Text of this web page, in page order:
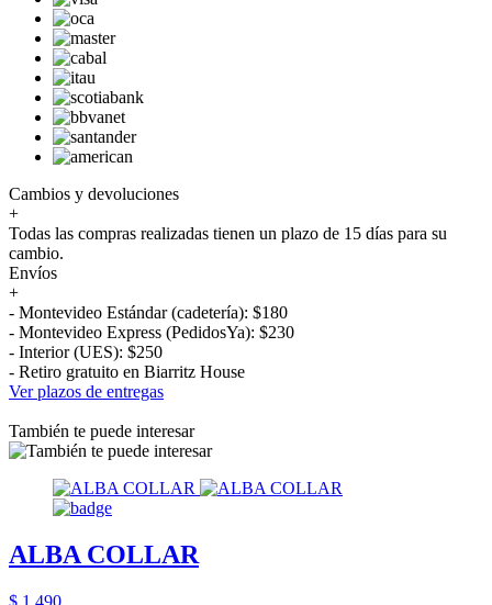
Cambios y devoluciones
+
Todas las compras realizadas tienen un plazo de 15 días para su
cambio.
Envíos
+
- Montevideo Estándar (cadetería): $180
- Montevideo Express (PedidosYa): $230
- Interior (UES): $250
- Retiro gratuito en Biarritz House
Ver plazos de entregas
También te puede interesar
ALBA COLLAR
$ 1.490